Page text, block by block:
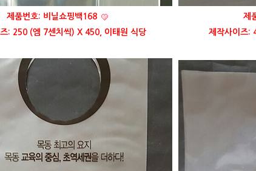
제품번호: 비닐쇼핑백168
: 250 (엠 7센치씩) X 450, 이태원 식당
제
제작사이즈: